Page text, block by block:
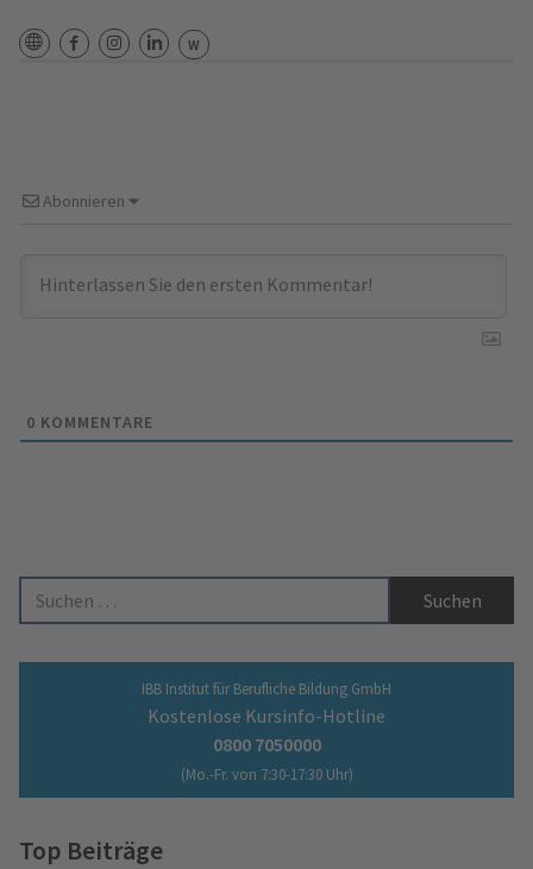
WebsiteURL des Facebook Profils
Instagram-Profil-URL
LinkedIn-Profil-URL
W
Wikipedia-Seite über dich(wenn eine
Abonnieren
0 KOMMENTARE
Suche nach:
IBB Institut für Berufliche Bildung GmbH
Kostenlose Kursinfo-Hotline
0800 7050000
(Mo.-Fr. von 7:30-17:30 Uhr)
Top Beiträge